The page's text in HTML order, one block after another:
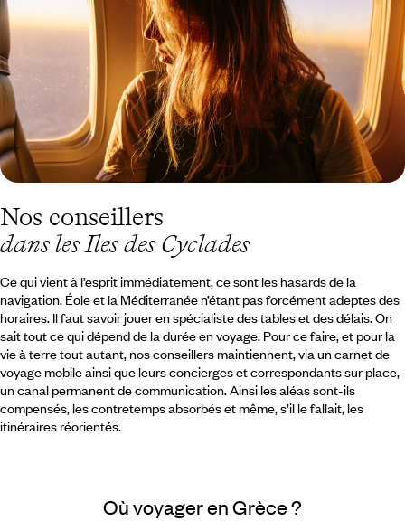
Nos conseillers
dans les Iles des Cyclades
Ce qui vient à l’esprit immédiatement, ce sont les hasards de la
navigation. Éole et la Méditerranée n’étant pas forcément adeptes des
horaires. Il faut savoir jouer en spécialiste des tables et des délais. On
sait tout ce qui dépend de la durée en voyage. Pour ce faire, et pour la
vie à terre tout autant, nos conseillers maintiennent, via un carnet de
voyage mobile ainsi que leurs concierges et correspondants sur place,
un canal permanent de communication. Ainsi les aléas sont-ils
compensés, les contretemps absorbés et même, s’il le fallait, les
itinéraires réorientés.
Où voyager en Grèce ?